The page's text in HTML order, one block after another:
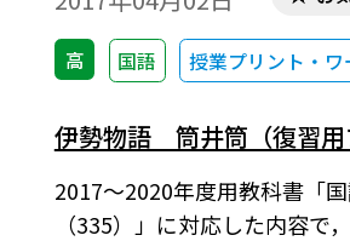
高 国語 授業プリント・ワ
伊勢物語 筒井筒（復習用
2017～2020年度用教科書「
（335）」に対応した内容で